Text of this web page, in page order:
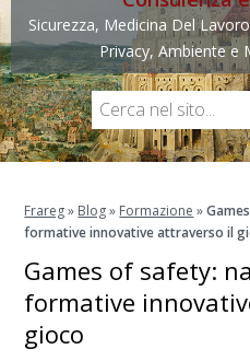
Sicurezza, Medicina Del
Privacy, Ambiente e
Frareg» Blog» Formazione »
formative innovative attraverso il
Games of safety:
formative
gioco